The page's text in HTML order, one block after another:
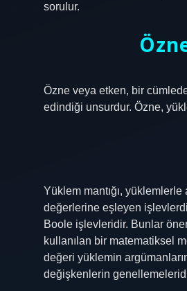
sorulur.
Özne veya etken, bir
edindiği unsurdur. Özne,
Yüklem mantığı,
değerlerine eşleyen
Boole işlevleridir. Bunlar
kullanılan bir matematiksel
değeri yüklemin
değişkenlerin